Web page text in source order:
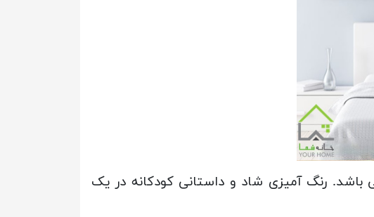
رنگ آمیزی شاد و داستانی کودکانه در یک